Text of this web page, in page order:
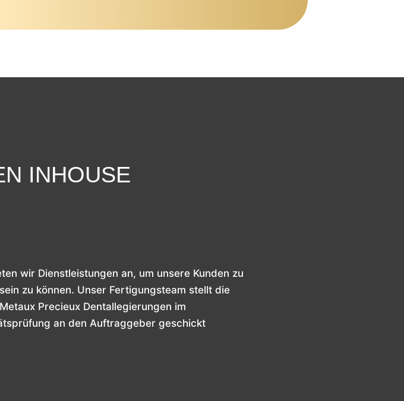
INHOUSE
wir Dienstleistungen an, um unsere Kunden zu
zu können. Unser Fertigungsteam stellt die
Precieux Dentallegierungen im
an den Auftraggeber geschickt